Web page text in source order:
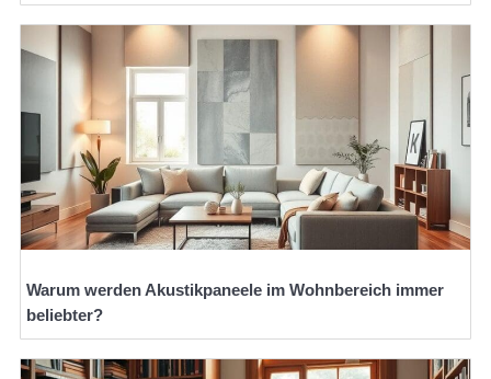
Warum werden Akustikpaneele im Wohnbereich immer
beliebter?